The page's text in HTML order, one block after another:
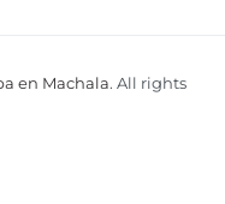
en Machala. All rights